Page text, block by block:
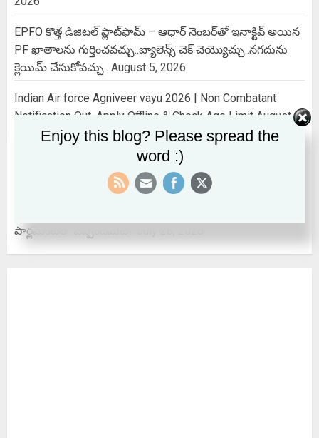
EPFO కొత్త డిజిటల్ ప్లాట్‌ఫామ్‌ – ఆధార్ నెంబర్‌తో ఇనాక్టివ్ అయిన
PF ఖాతాలను గుర్తించవచ్చు..బ్యాలెన్స్ చెక్ చెయ్యొచ్చు..నగదును
క్లెయిమ్ చేసుకోవచ్చు.. August 5, 2026
Indian Air force Agniveer vayu 2026 | Non Combatant
Notification Out, Apply Offline & Check Age Limit August 3,
Power Cut @ Issues : విద్యుత్ సమస్యలపై వాట్సప్‌లో ఫిర్యాదు
చేయొచ్చు…ఈ నెంబర్ కు ఒక్క మెస్సేజ్ చేస్తే చాలు..
పార్లమెంట్‌లో చెప్పిందేమిటి?
Enjoy this blog? Please spread the
word :)